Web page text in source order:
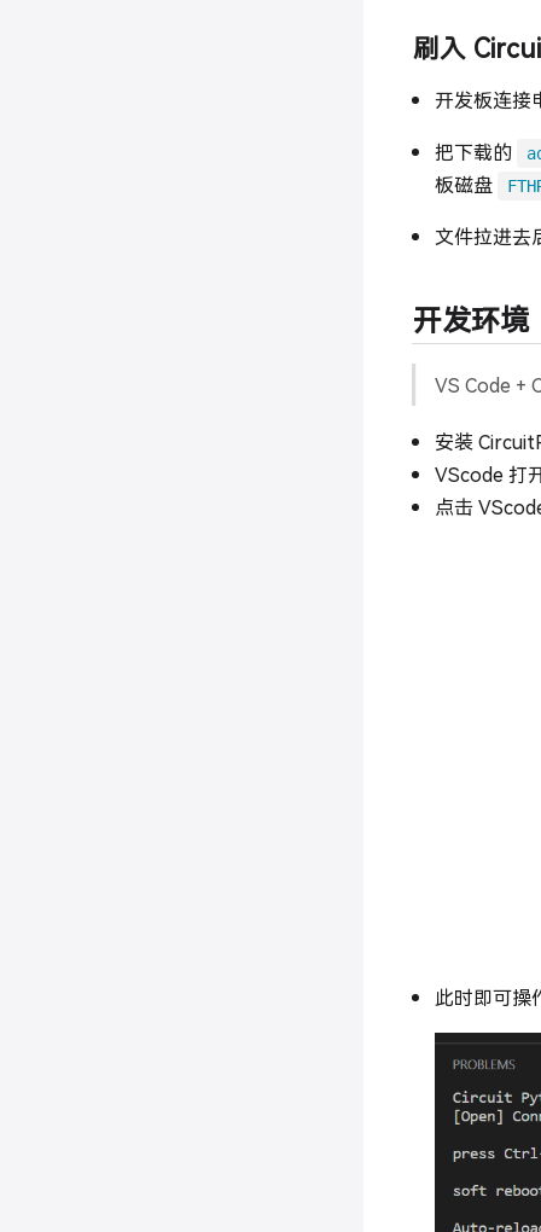
刷入
开发板连接
把下载的
板磁盘
文件拉进去
开发环境
VS Code +
安装
VScode 打
点击
此时即可操